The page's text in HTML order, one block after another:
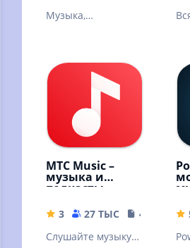
Музыка,
интернета!
Скачивайте песни
и слушайте
оффлайн
МТС Music –
музыка и
подкасты
3 27 ТЫС
41 MB
Слушайте музыку и